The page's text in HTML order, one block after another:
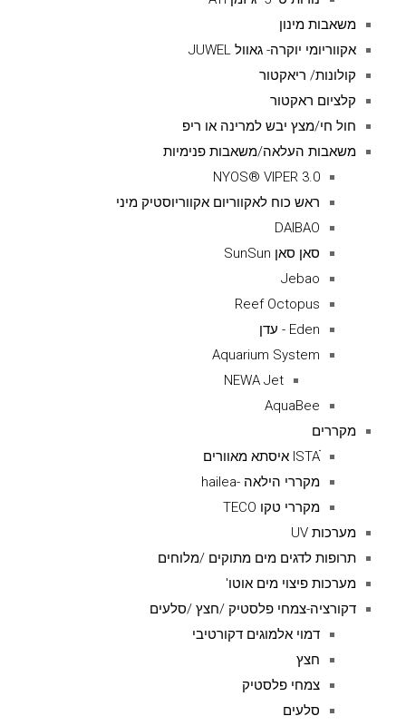
משאבות מינון
אקווריומי יוקרה- גאוול JUWEL
קולונות/ ריאקטור
קלציום ראקטור
חול חי/מצץ יבש למרינה או ריפ
משאבות העלאה/משאבות פנימיות
NYOS® VIPER 3.0
ראש כוח לאקווריום אקווריוסטיק מיני
DAIBAO
סאן סאן SunSun
Jebao
Reef Octopus
Eden - עדן
Aquarium System
NEWA Jet
AquaBee
מקררים
ISTAׁׂ איסתא מאוורים
מקררי הילאה -hailea
מקררי טקו TECO
מערכות UV
תרופות לדגים מים מתוקים /מלוחים
מערכות פיצוי מים אוטו'
דקורציה-צמחי פלסטיק /חצץ /סלעים
דמוי אלמוגים דקורטיבי
חצץ
צמחי פלסטיק
סלעים